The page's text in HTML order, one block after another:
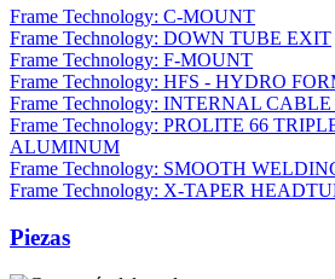
Frame Technology: C-MOUNT
Frame Technology: DOWN TUBE EXIT
Frame Technology: F-MOUNT
Frame Technology: HFS - HYDRO
Frame Technology: INTERNAL
Frame Technology: PROLITE 66
ALUMINUM
Frame Technology: SMOOTH
Frame Technology: X-TAPER
Piezas